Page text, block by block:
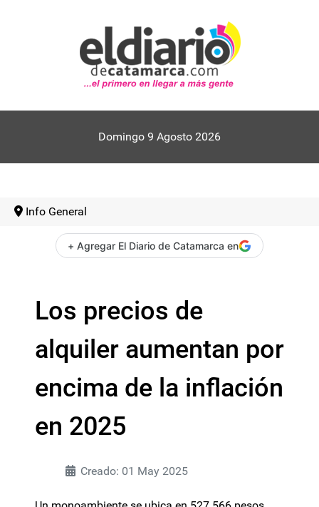
Domingo 9 Agosto 2026
Info General
+ Agregar El Diario de Catamarca en
Los precios de
alquiler aumentan por
encima de la inflación
en 2025
Creado: 01 May 2025